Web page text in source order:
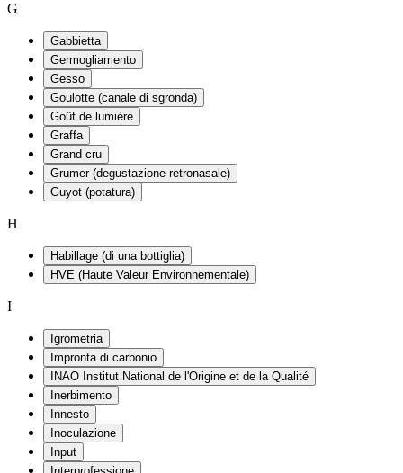
G
Gabbietta
Germogliamento
Gesso
Goulotte (canale di sgronda)
Goût de lumière
Graffa
Grand cru
Grumer (degustazione retronasale)
Guyot (potatura)
H
Habillage (di una bottiglia)
HVE (Haute Valeur Environnementale)
I
Igrometria
Impronta di carbonio
INAO Institut National de l'Origine et de la Qualité
Inerbimento
Innesto
Inoculazione
Input